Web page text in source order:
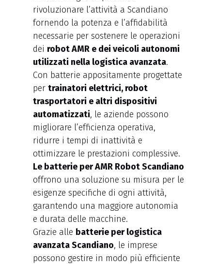
rivoluzionare l’attività a Scandiano
fornendo la potenza e l’affidabilità
necessarie per sostenere le operazioni
dei robot AMR e dei veicoli autonomi
utilizzati nella logistica avanzata.
Con batterie appositamente progettate
per trainatori elettrici, robot
trasportatori e altri dispositivi
automatizzati, le aziende possono
migliorare l’efficienza operativa,
ridurre i tempi di inattività e
ottimizzare le prestazioni complessive.
Le batterie per AMR Robot Scandiano
offrono una soluzione su misura per le
esigenze specifiche di ogni attività,
garantendo una maggiore autonomia
e durata delle macchine.
Grazie alle batterie per logistica
avanzata Scandiano, le imprese
possono gestire in modo più efficiente